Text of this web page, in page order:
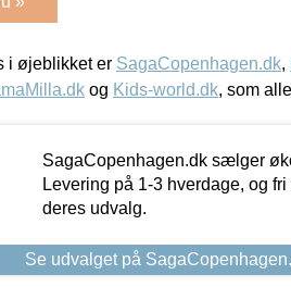
i øjeblikket er SagaCopenhagen.dk,
og Kids-world.dk, som
SagaCopenhagen.dk sælger
Levering på 1-3 hverdage, og
deres udvalg.
Se udvalget på